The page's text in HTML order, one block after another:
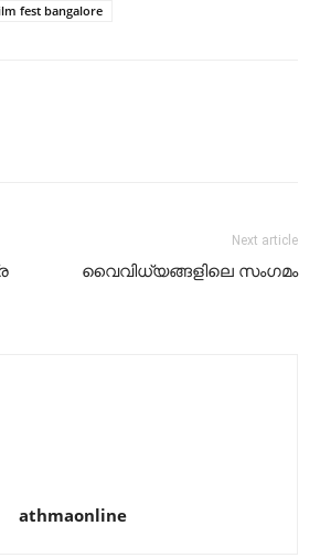
fest bangalore
Next article
വൈവിധ്യങ്ങളിലെ സംഗമം
athmaonline